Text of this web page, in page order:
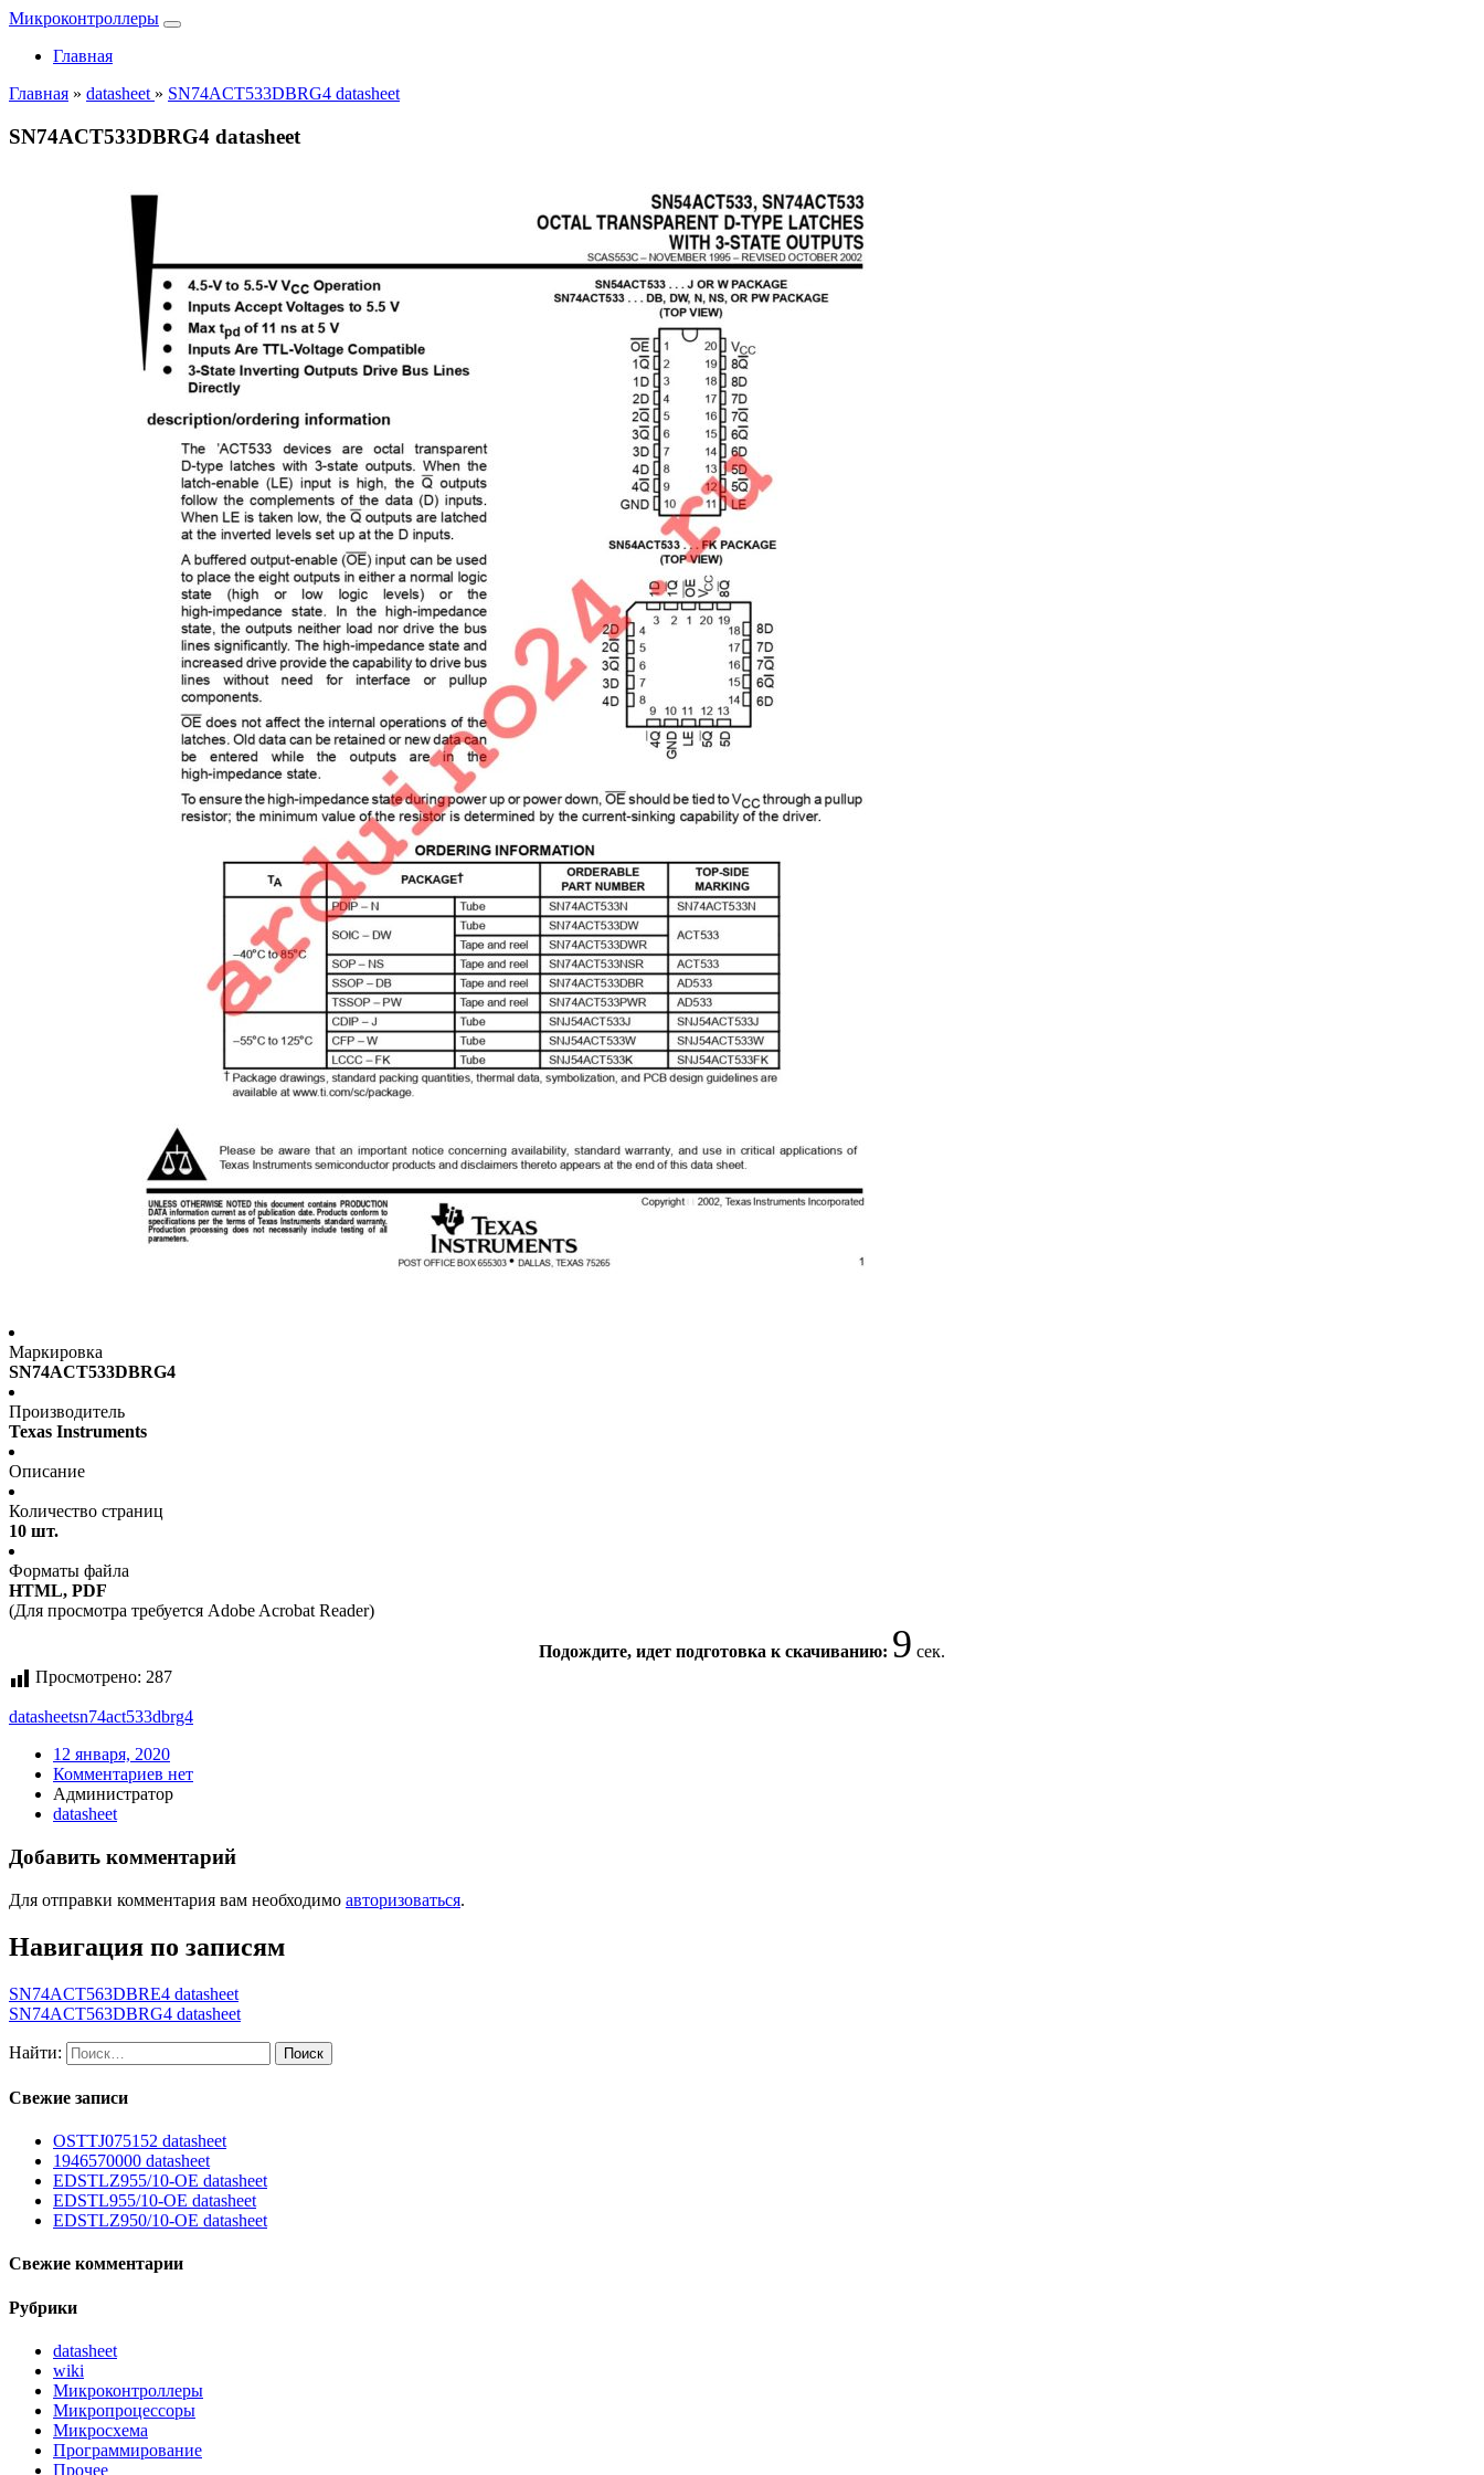
Микроконтроллеры
Главная
Главная » datasheet » SN74ACT533DBRG4 datasheet
SN74ACT533DBRG4 datasheet
Маркировка
SN74ACT533DBRG4
Производитель
Texas Instruments
Описание
Количество страниц
10 шт.
Форматы файла
HTML, PDF
(Для просмотра требуется Adobe Acrobat Reader)
Подождите, идет подготовка к скачиванию: 9 сек.
Просмотрено: 287
datasheetsn74act533dbrg4
12 января, 2020
Комментариев нет
Администратор
datasheet
Добавить комментарий
Для отправки комментария вам необходимо авторизоваться.
Навигация по записям
SN74ACT563DBRE4 datasheet
SN74ACT563DBRG4 datasheet
Найти:
Свежие записи
OSTTJ075152 datasheet
1946570000 datasheet
EDSTLZ955/10-OE datasheet
EDSTL955/10-OE datasheet
EDSTLZ950/10-OE datasheet
Свежие комментарии
Рубрики
datasheet
wiki
Микроконтроллеры
Микропроцессоры
Микросхема
Программирование
Прочее